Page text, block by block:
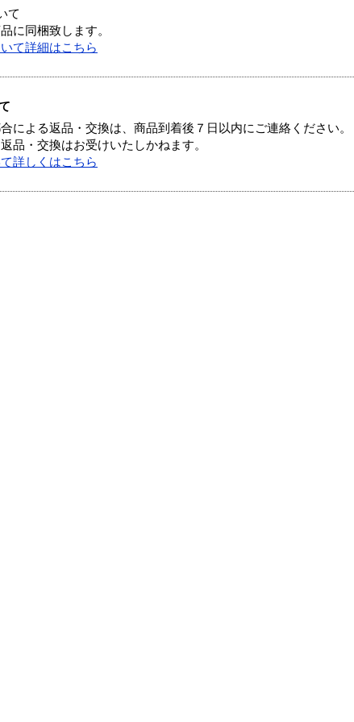
て
に同梱致します。
て詳細はこちら
による返品・交換は、商品到着後７日以内にご連絡ください
品・交換はお受けいたしかねます。
詳しくはこちら